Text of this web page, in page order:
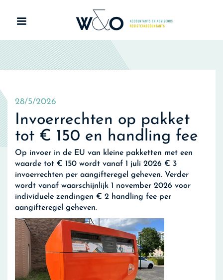
28/5/2026
Invoerrechten op pakket
tot € 150 en handling fee
Op invoer in de EU van kleine pakketten met een
waarde tot € 150 wordt vanaf 1 juli 2026 € 3
invoerrechten per aangifteregel geheven. Verder
wordt vanaf waarschijnlijk 1 november 2026 voor
individuele zendingen € 2 handling fee per
aangifteregel geheven.